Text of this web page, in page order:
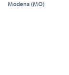
Modena (MO)